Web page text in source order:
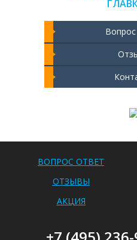
ВОПРОС ОТВЕТ
ОТЗЫВЫ
АКЦИЯ